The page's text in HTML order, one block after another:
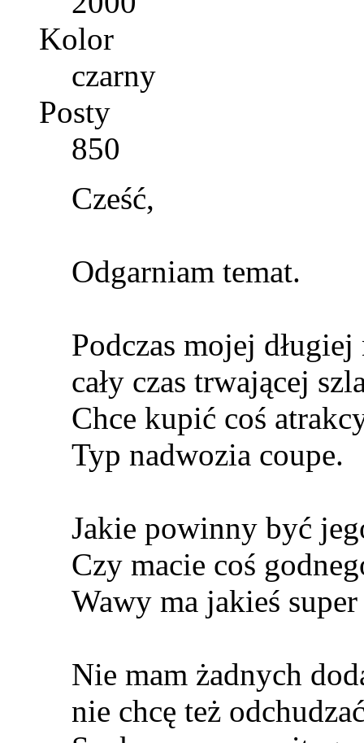
Kolor
czarny
Posty
850
Cześć,
Odgarniam temat.
Podczas mojej
cały czas trwającej
Chce kupić coś
Typ nadwozia coupe.
Jakie powinny być
Czy macie coś
Wawy ma jakieś
Nie mam żadnych
nie chcę też